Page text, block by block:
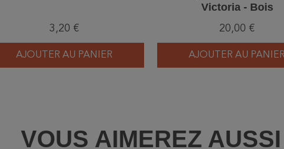
3,20 €
AJOUTER AU PANIER
Victoria - Bois
20,00 €
AJOUTER AU PANIER
VOUS AIMEREZ AUSSI